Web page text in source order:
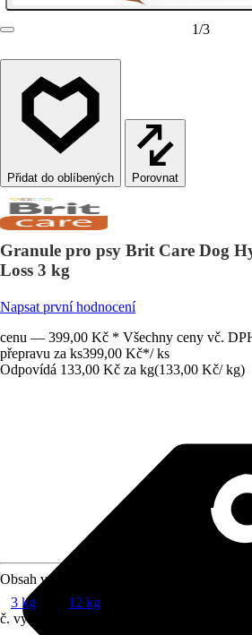
1/3
Porovnat
Granule pro psy Brit Care Dog
Loss 3 kg
Napsat první hodnocení
cenu — 399,00 Kč * Všechny ceny vč.
přepravu za ks399,00 Kč*/ ks
Odpovídá 133,00 Kč za kg(133,00 Kč/ kg)
Obsah v kg
3 kg
12 kg
č. výrobku